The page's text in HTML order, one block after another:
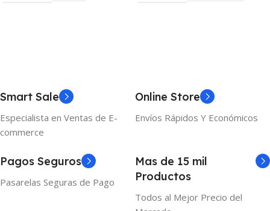
Smart Sale
Especialista en Ventas de E-
commerce
Online Store
Envíos Rápidos Y Económicos
Pagos Seguros
Pasarelas Seguras de Pago
Mas de 15 mil
Productos
Todos al Mejor Precio del